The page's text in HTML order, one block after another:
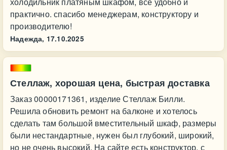
практично. спасибо менеджерам, конструктору и
производителю!
Надежда, 17.10.2025
Стеллаж, хорошая цена, быстрая доставка
Заказ 00000171361, изделие Стеллаж Билли.
Решила обновить ремонт на балконе и хотелось
сделать там большой вместительный шкаф, размеры
были нестандартные, нужен был глубокий, широкий,
но не очень высокий. На сайте есть конструктор, с